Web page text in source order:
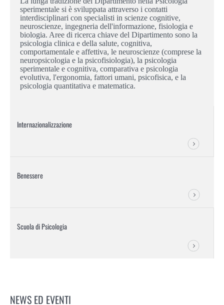
sperimentale si è sviluppata attraverso i contatti
interdisciplinari con specialisti in scienze cognitive,
neuroscienze, ingegneria dell'informazione, fisiologia e
biologia. Aree di ricerca chiave del Dipartimento sono la
psicologia clinica e della salute, cognitiva,
comportamentale e affettiva, le neuroscienze (comprese la
neuropsicologia e la psicofisiologia), la psicologia
sperimentale e cognitiva, comparativa e psicologia
evolutiva, l'ergonomia, fattori umani, psicofisica, e la
psicologia quantitativa e matematica.
Internazionalizzazione
Benessere
Scuola di Psicologia
NEWS ED EVENTI